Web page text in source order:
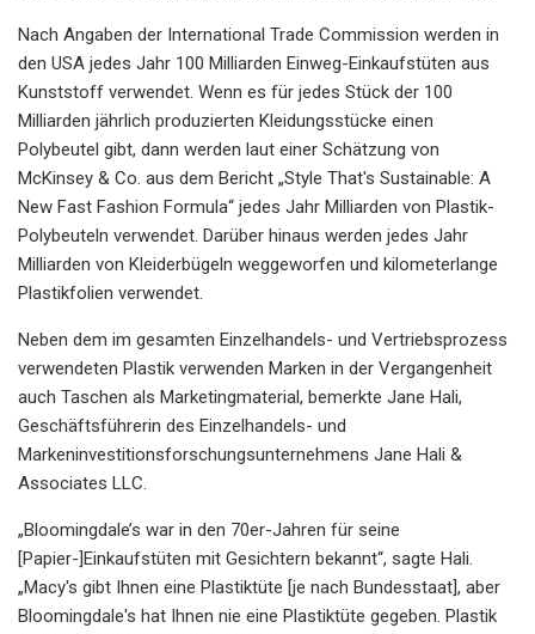
Nach Angaben der International Trade Commission werden in
den USA jedes Jahr 100 Milliarden Einweg-Einkaufstüten aus
Kunststoff verwendet. Wenn es für jedes Stück der 100
Milliarden jährlich produzierten Kleidungsstücke einen
Polybeutel gibt, dann werden laut einer Schätzung von
McKinsey & Co. aus dem Bericht „Style That's Sustainable: A
New Fast Fashion Formula“ jedes Jahr Milliarden von Plastik-
Polybeuteln verwendet. Darüber hinaus werden jedes Jahr
Milliarden von Kleiderbügeln weggeworfen und kilometerlange
Plastikfolien verwendet.
Neben dem im gesamten Einzelhandels- und Vertriebsprozess
verwendeten Plastik verwenden Marken in der Vergangenheit
auch Taschen als Marketingmaterial, bemerkte Jane Hali,
Geschäftsführerin des Einzelhandels- und
Markeninvestitionsforschungsunternehmens Jane Hali &
Associates LLC.
„Bloomingdale’s war in den 70er-Jahren für seine
[Papier-]Einkaufstüten mit Gesichtern bekannt“, sagte Hali.
„Macy's gibt Ihnen eine Plastiktüte [je nach Bundesstaat], aber
Bloomingdale's hat Ihnen nie eine Plastiktüte gegeben. Plastik